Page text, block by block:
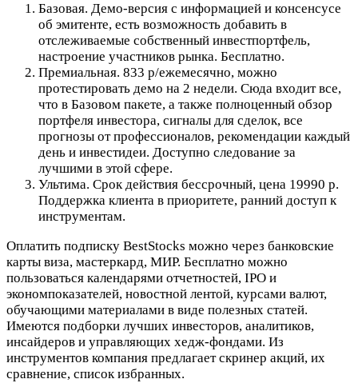
Базовая. Демо-версия с информацией и консенсусе
об эмитенте, есть возможность добавить в
отслеживаемые собственный инвестпортфель,
настроение участников рынка. Бесплатно.
Премиальная. 833 р/ежемесячно, можно
протестировать демо на 2 недели. Сюда входит все,
что в Базовом пакете, а также полноценный обзор
портфеля инвестора, сигналы для сделок, все
прогнозы от профессионалов, рекомендации каждый
день и инвестидеи. Доступно следование за
лучшими в этой сфере.
Ультима. Срок действия бессрочный, цена 19990 р.
Поддержка клиента в приоритете, ранний доступ к
инструментам.
Оплатить подписку BestStocks можно через банковские
карты виза, мастеркард, МИР. Бесплатно можно
пользоваться календарями отчетностей, IPO и
экономпоказателей, новостной лентой, курсами валют,
обучающими материалами в виде полезных статей.
Имеются подборки лучших инвесторов, аналитиков,
инсайдеров и управляющих хедж-фондами. Из
инструментов компания предлагает скринер акций, их
сравнение, список избранных.